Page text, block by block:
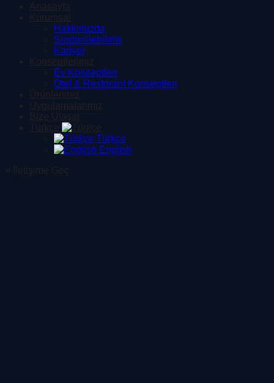
Anasayfa
Kurumsal
Hakkımızda
Sürdürülebilirlik
Kariyer
Konseptlerimiz
Ev Konseptleri
Otel & Restorant Konseptleri
Ürünlerimiz
Uygulamalarımız
Bize Ulaşın
Türkçe
Türkçe
English
×
İletişime Geç